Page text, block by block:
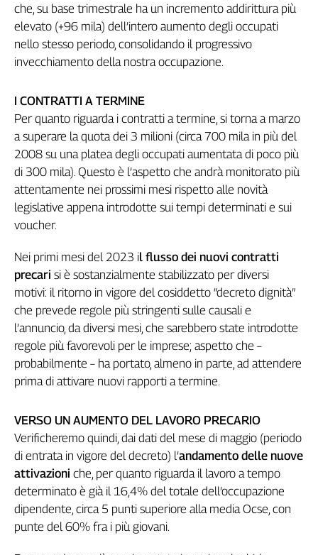
il
sangue
della
Cgil
Collettiva
Academy
Collettiva
Play
Rubriche
Collettiva
Talk
La
settimana
Collettiva
Girasoli
Il
Sassolino
Linea
Economica
Tech
Easy
Inserti
Idea
Diffusa
InFlai
Le
che, su base trimestrale ha un incremento addirittura più
elevato (+96 mila) dell’intero aumento degli occupati
nello stesso periodo, consolidando il progressivo
invecchiamento della nostra occupazione.
I CONTRATTI A TERMINE
Per quanto riguarda i contratti a termine, si torna a marzo
a superare la quota dei 3 milioni (circa 700 mila in più del
2008 su una platea degli occupati aumentata di poco più
di 300 mila). Questo è l’aspetto che andrà monitorato più
attentamente nei prossimi mesi rispetto alle novità
legislative appena introdotte sui tempi determinati e sui
voucher.
Nei primi mesi del 2023 il flusso dei nuovi contratti
precari si è sostanzialmente stabilizzato per diversi
motivi: il ritorno in vigore del cosiddetto “decreto dignità”
che prevede regole più stringenti sulle causali e
l’annuncio, da diversi mesi, che sarebbero state introdotte
regole più favorevoli per le imprese; aspetto che –
probabilmente – ha portato, almeno in parte, ad attendere
prima di attivare nuovi rapporti a termine.
VERSO UN AUMENTO DEL LAVORO PRECARIO
Verificheremo quindi, dai dati del mese di maggio (periodo
di entrata in vigore del decreto) l’andamento delle nuove
attivazioni che, per quanto riguarda il lavoro a tempo
determinato è già il 16,4% del totale dell’occupazione
dipendente, circa 5 punti superiore alla media Ocse, con
punte del 60% fra i più giovani.